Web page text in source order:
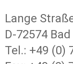
Lange
D-72574
Tel.: +49 (0)